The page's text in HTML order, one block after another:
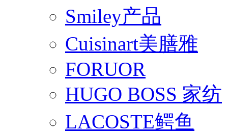
Smiley产品
Cuisinart美膳雅
FORUOR
HUGO BOSS 家纺
LACOSTE鳄鱼